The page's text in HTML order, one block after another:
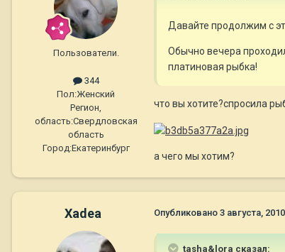
Пользователи.
344
Пол:Женский
Регион,
область:Свердловская
область
Город:Екатеринбург
Давайте продолжим с
Обычно вечера
платиновая рыбка!
что вы хотите?спросила
а чего мы хотим?
Xadea Опубликовано 3 августа, 2010
tasha&lora сказал: